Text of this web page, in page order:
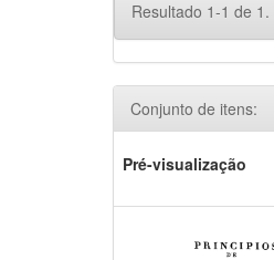
Resultado 1-1 de 1.
Conjunto de itens:
Pré-visualização